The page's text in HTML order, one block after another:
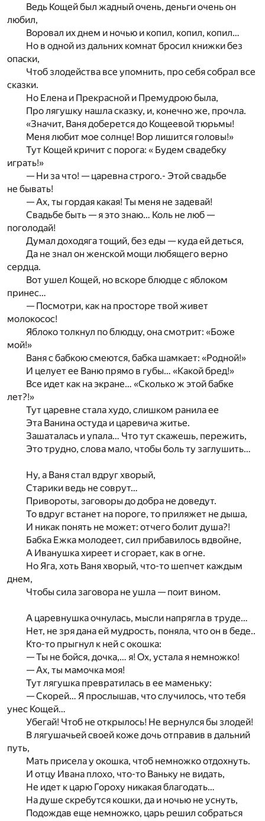
Ведь Кощей был жадный очень, деньги очень он
любил,
Воровал их днем и ночью и копил, копил, копил…
Но в одной из дальних комнат бросил книжки без
опаски,
Чтоб злодейства все упомнить, про себя собрал все
сказки.
Но Елена и Прекрасной и Премудрою была,
Про лягушку нашла сказку, и, конечно же, прочла.
«Значит, Ваня доберется до Кощеевой тюрьмы!
Меня любит мое солнце! Вор лишится головы!»
Тут Кощей кричит с порога: « Будем свадебку
играть!»
— Ни за что! — царевна строго.- Этой свадьбе
не бывать!
— Ах, ты гордая какая! Ты меня не задевай!
Свадьбе быть — я это знаю… Коль не люб —
поголодай!
Думал доходяга тощий, без еды — куда ей деться,
Да не знал он женской мощи любящего верно
сердца.
Вот ушел Кощей, но вскоре блюдце с яблоком
принес…
— Посмотри, как на просторе твой живет
молокосос!
Яблоко толкнул по блюдцу, она смотрит: «Боже
мой!»
Ваня с бабкою смеются, бабка шамкает: «Родной!»
И целует ее Ваню прямо в губы… «Какой бред!»
Все идет как на экране… «Сколько ж этой бабке
лет?!»
Тут царевне стала худо, слишком ранила ее
Эта Ванина остуда и царевича житье.
Зашаталась и упала… Что тут скажешь, пережить,
Это трудно, слова мало, чтобы боль ту заглушить…
Ну, а Ваня стал вдруг хворый,
Старики ведь не соврут…
Привороты, заговоры до добра не доведут.
То вдруг встанет на пороге, то приляжет не дыша,
И никак понять не может: отчего болит душа?!
Бабка Ежка молодеет, сил прибавилось вдвойне,
А Иванушка хиреет и сгорает, как в огне.
Но Яга, хоть Ваня хворый, что-то шепчет каждым
днем,
Чтобы сила заговора не ушла — поит вином.
А царевнушка очнулась, мысли напрягла в труде…
Нет, не зря дана ей мудрость, поняла, что он в беде..
Кто-то прыгнул к ней с окошка:
— Ты не бойся, дочка,… я! Ох, устала я немножко!
— Ах, ты мамочка моя!
Тут лягушка превратилась в ее маменьку:
— Скорей… Я прослышав, что случилось, что тебя
унес Кощей…
Убегай! Чтоб не открылось! Не вернулся бы злодей!
В лягушачьей своей коже дочь отправив в дальний
путь,
Мать присела у окошка, чтоб немножко отдохнуть.
И отцу Ивана плохо, что-то Ваньку не видать,
Не идет к царю Гороху никакая благодать…
На душе скребутся кошки, да и ночью не уснуть,
Подождав еще немножко, царь решил собраться